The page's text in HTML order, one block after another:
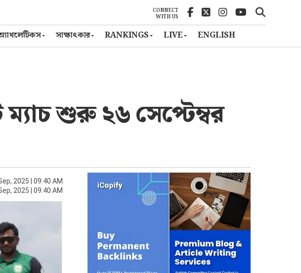
CONNECT
WITH US
সাক্ষাৎকার RANKINGS LIVE ENGLISH
শুরু ২৬ সেপ্টেম্বর
2025 | 09:40 AM
2025 | 09:40 AM